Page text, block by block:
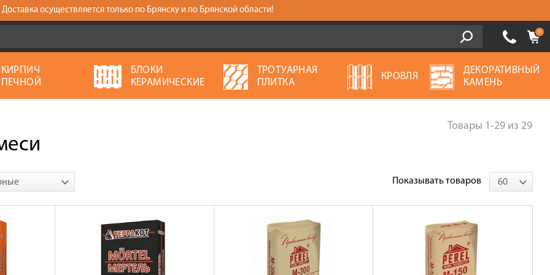
Доставка осуществляется только по Брянску и по Брянской области!
0
КИРПИЧ
ПЕЧНОЙ
БЛОКИ
КЕРАМИЧЕСКИЕ
ТРОТУАРНАЯ
ПЛИТКА
КРОВЛЯ
ДЕКОРАТИВНЫЙ
КАМЕНЬ
Товары 1-29из 29
Показывать товаров 60